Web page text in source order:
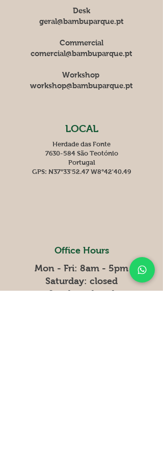
Desk
geral@bambuparque.pt
Commercial
comercial@bambuparque.pt
Workshop
workshop@bambuparque.pt
LOCAL
Herdade das Fonte
7630-584 São Teotónio
Portugal
GPS: N37°33'52.47 W8°42'40.49
Office Hours
Mon - Fri: 8am - 5pm
​​Saturday: closed
Sunday: closed